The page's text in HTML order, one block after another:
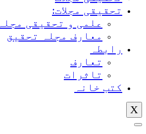
تحقیقی مجلات:
علمی و تحقیقی
معارف مجلہ تحقیق
رابطہ
تعارف
تاثرات
کتب خانہ
X